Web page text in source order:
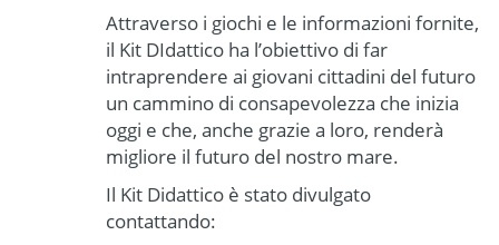
Attraverso i giochi e le informazioni fornite,
il Kit DIdattico ha l’obiettivo di far
intraprendere ai giovani cittadini del futuro
un cammino di consapevolezza che inizia
oggi e che, anche grazie a loro, renderà
migliore il futuro del nostro mare.
Il Kit Didattico è stato divulgato
contattando: